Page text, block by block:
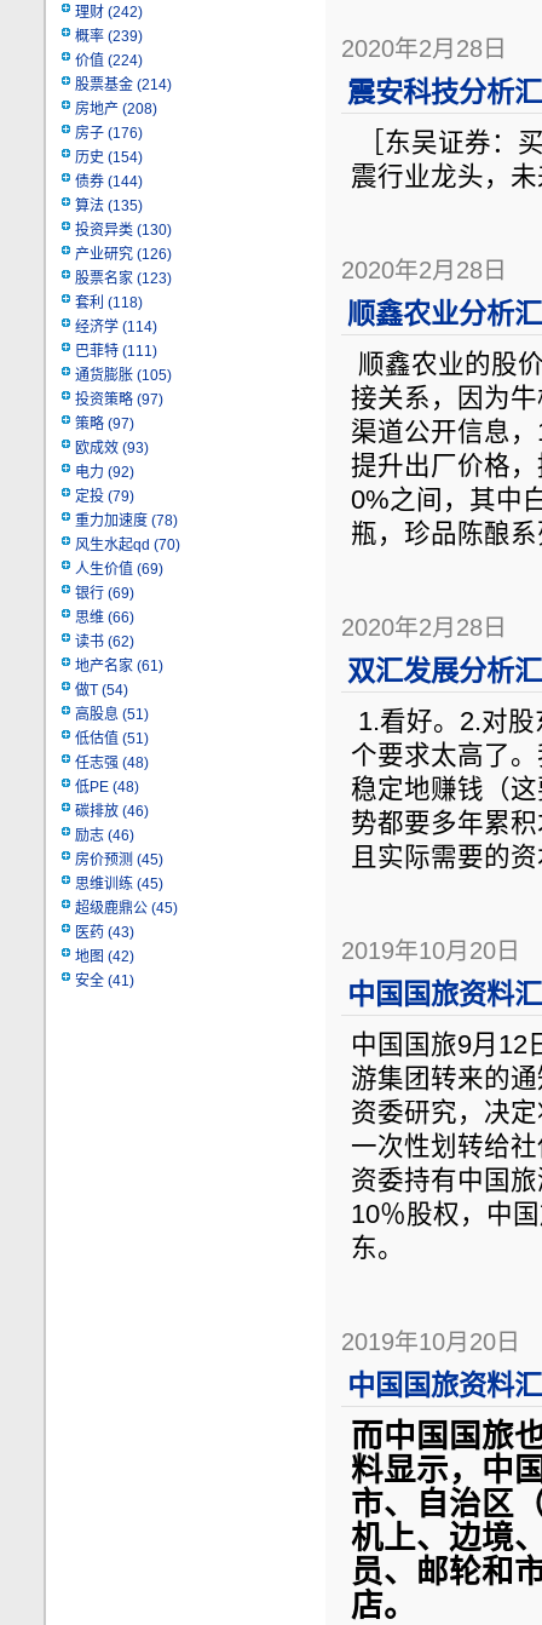
理财 (242)
概率 (239)
价值 (224)
股票基金 (214)
房地产 (208)
房子 (176)
历史 (154)
债券 (144)
算法 (135)
投资异类 (130)
产业研究 (126)
股票名家 (123)
套利 (118)
经济学 (114)
巴菲特 (111)
通货膨胀 (105)
投资策略 (97)
策略 (97)
欧成效 (93)
电力 (92)
定投 (79)
重力加速度 (78)
风生水起qd (70)
人生价值 (69)
银行 (69)
思维 (66)
读书 (62)
地产名家 (61)
做T (54)
高股息 (51)
低估值 (51)
任志强 (48)
低PE (48)
碳排放 (46)
励志 (46)
房价预测 (45)
思维训练 (45)
超级鹿鼎公 (45)
医药 (43)
地图 (42)
安全 (41)
2020年2月28日
震安科技分析
［东吴证券：
震行业龙头，
2020年2月28日
顺鑫农业分析
顺鑫农业的股
接关系，因为
渠道公开信息
提升出厂价格
0%之间，其中
瓶，珍品陈酿
2020年2月28日
双汇发展分析
1.看好。2.对
个要求太高了
稳定地赚钱（
势都要多年累
且实际需要的
2019年10月20日
中国国旅资料
中国国旅9月12
游集团转来的
资委研究，决
一次性划转给
资委持有中国
10％股权，中
东。
2019年10月20日
中国国旅资料
而中国国旅
料显示，中
市、自治区
机上、边境
员、邮轮和
店。